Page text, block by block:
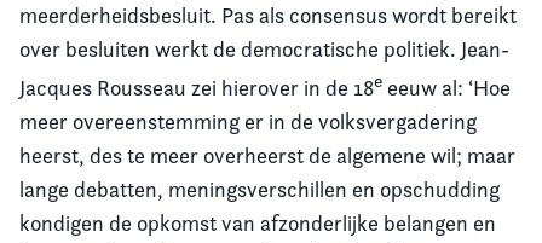
meerderheidsbesluit. Pas als consensus wordt bereikt
over besluiten werkt de democratische politiek. Jean-
Jacques Rousseau zei hierover in de 18e eeuw al: ‘Hoe
meer overeenstemming er in de volksvergadering
heerst, des te meer overheerst de algemene wil; maar
lange debatten, meningsverschillen en opschudding
kondigen de opkomst van afzonderlijke belangen en